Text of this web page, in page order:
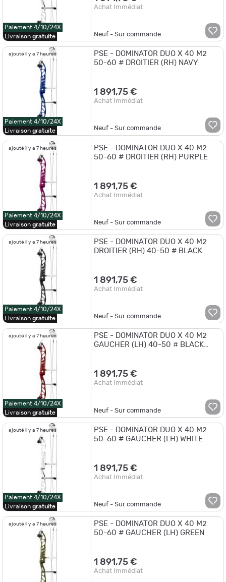
Paiement 4/10/24X
Livraison gratuite
Achat Immédiat
Neuf - Sur commande
ajouté il y a 7 heures
Paiement 4/10/24X
Livraison gratuite
PSE - DOMINATOR DUO X 40 M2
50-60 # DROITIER (RH) NAVY
1 891,75 €
Achat Immédiat
Neuf - Sur commande
ajouté il y a 7 heures
Paiement 4/10/24X
Livraison gratuite
PSE - DOMINATOR DUO X 40 M2
50-60 # DROITIER (RH) PURPLE
1 891,75 €
Achat Immédiat
Neuf - Sur commande
ajouté il y a 7 heures
Paiement 4/10/24X
Livraison gratuite
PSE - DOMINATOR DUO X 40 M2
DROITIER (RH) 40-50 # BLACK
1 891,75 €
Achat Immédiat
Neuf - Sur commande
ajouté il y a 7 heures
Paiement 4/10/24X
Livraison gratuite
PSE - DOMINATOR DUO X 40 M2
GAUCHER (LH) 40-50 # BLACK
1 891,75 €
Achat Immédiat
Neuf - Sur commande
ajouté il y a 7 heures
Paiement 4/10/24X
Livraison gratuite
PSE - DOMINATOR DUO X 40 M2
50-60 # GAUCHER (LH) WHITE
1 891,75 €
Achat Immédiat
Neuf - Sur commande
ajouté il y a 7 heures
PSE - DOMINATOR DUO X 40 M2
50-60 # GAUCHER (LH) GREEN
1 891,75 €
Achat Immédiat